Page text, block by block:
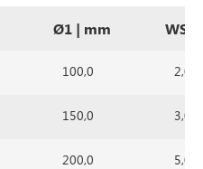
Ø1 | mm WS |
100,0 2,0
150,0 3,0
200,0 5,0